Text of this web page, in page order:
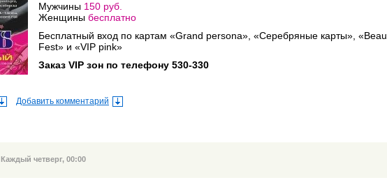
Мужчины 150 руб.
Женщины бесплатно
Бесплатный вход по картам «Grand persona», «Серебряные карты», «Beauty
Fest» и «VIP pink»
Заказ VIP зон по телефону 530-330
Добавить комментарий
Каждый четверг, 00:00